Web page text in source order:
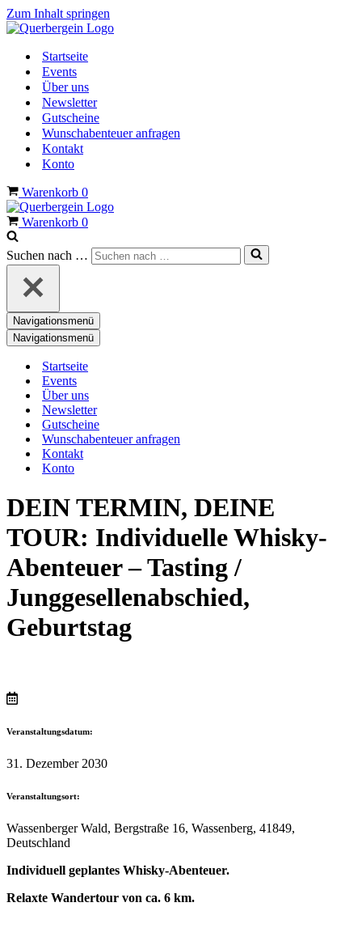
Zum Inhalt springen
Startseite
Events
Über uns
Newsletter
Gutscheine
Wunschabenteuer anfragen
Kontakt
Konto
Warenkorb 0
Warenkorb 0
Suchen nach …
Navigationsmenü
Navigationsmenü
Startseite
Events
Über uns
Newsletter
Gutscheine
Wunschabenteuer anfragen
Kontakt
Konto
DEIN TERMIN, DEINE
TOUR: Individuelle Whisky-
Abenteuer – Tasting /
Junggesellenabschied,
Geburtstag
Veranstaltungsdatum:
31. Dezember 2030
Veranstaltungsort:
Wassenberger Wald, Bergstraße 16, Wassenberg, 41849,
Deutschland
Individuell geplantes Whisky-Abenteuer.
Relaxte Wandertour von ca. 6 km.